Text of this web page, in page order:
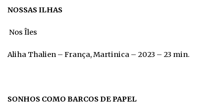
NOSSAS ILHAS
Nos Îles
Aliha Thalien – França, Martinica – 2023 – 23 min.
SONHOS COMO BARCOS DE PAPEL